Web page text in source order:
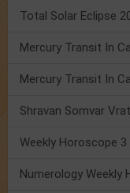
Total Solar Eclipse
Numerology Weekly